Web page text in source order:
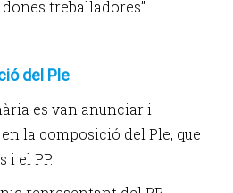
treballadores”.
del Ple
es van anunciar i
la composició del Ple, que
i el PP.